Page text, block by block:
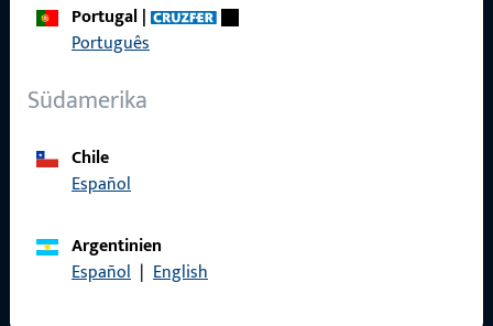
Portugal|
Português
Südamerika
Chile
Español
Argentinien
Español | English
Karriere
Kontakt aufnehmen